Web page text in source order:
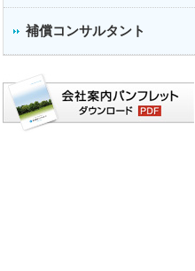
補償コンサルタント